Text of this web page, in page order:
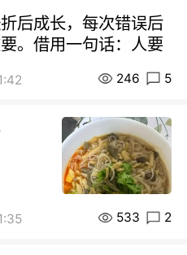
后成长，每次错误后
。借用一句话：人要
246 5
533 2